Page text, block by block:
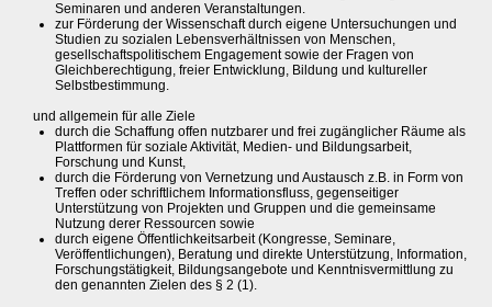
Seminaren und anderen Veranstaltungen.
zur Förderung der Wissenschaft durch eigene Untersuchungen und
Studien zu sozialen Lebensverhältnissen von Menschen,
gesellschaftspolitischem Engagement sowie der Fragen von
Gleichberechtigung, freier Entwicklung, Bildung und kultureller
Selbstbestimmung.
und allgemein für alle Ziele
durch die Schaffung offen nutzbarer und frei zugänglicher Räume als
Plattformen für soziale Aktivität, Medien- und Bildungsarbeit,
Forschung und Kunst,
durch die Förderung von Vernetzung und Austausch z.B. in Form von
Treffen oder schriftlichem Informationsfluss, gegenseitiger
Unterstützung von Projekten und Gruppen und die gemeinsame
Nutzung derer Ressourcen sowie
durch eigene Öffentlichkeitsarbeit (Kongresse, Seminare,
Veröffentlichungen), Beratung und direkte Unterstützung, Information,
Forschungstätigkeit, Bildungsangebote und Kenntnisvermittlung zu
den genannten Zielen des § 2 (1).